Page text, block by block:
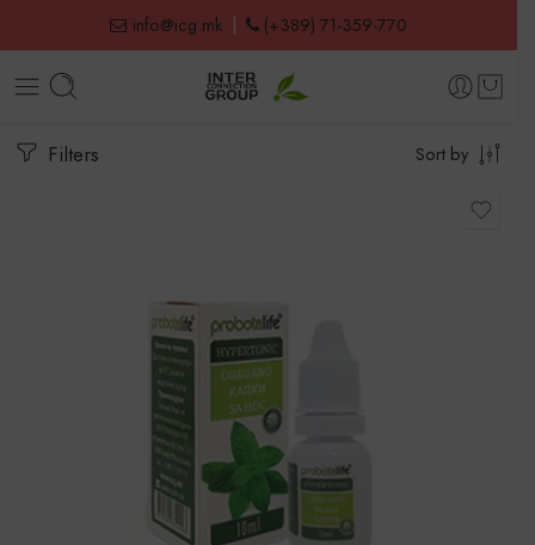
info@icg.mk | (+389) 71-359-770
Filters Sort by